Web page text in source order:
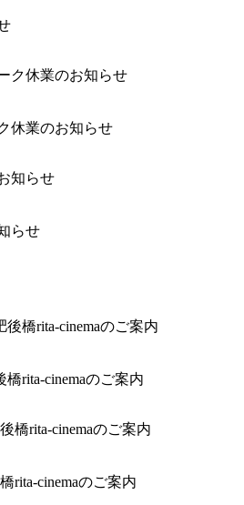
休業のお知らせ
らせ
橋rita-cinemaのご案内
rita-cinemaのご案内